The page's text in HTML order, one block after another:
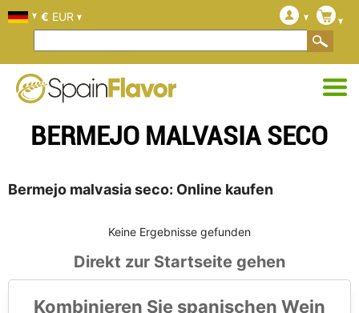
BERMEJO MALVASIA SECO
Bermejo malvasia seco: Online kaufen
Keine Ergebnisse gefunden
Direkt zur Startseite gehen
Kombinieren Sie spanischen Wein
€ EUR